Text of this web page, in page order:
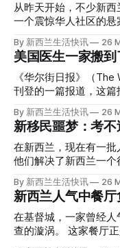
从昨天开始，不少新西
一个震惊华人社区的悬案，正在审
告，站在了法庭，被控
的复杂程度，远超人们的想象。 神秘的黑
回到2024年3月12日。 新西兰一个名叫Paul Middleton的老
人，在奥克兰Gulf
里面是一堆衣服。 再扒开衣服，他看到了一只手，一只人
腰部对折，黑色胶带缠
状。 两个10公斤的米袋装满了石头，用胶带死死缠在尸体
上。 死者是亚洲面孔的老年女性，头部、脸、胳膊都有钝器
伤，当时身穿一件“娟燕牌”内
Operation Parade的案子，开始调查
关键，是两个米袋。这
园石头。 每个米袋上都有序列号。 警察一家家查，发现这批
米是在奥克兰北岸一家
By 新西兰生活快讯 26
美国医生一家搬
《华尔街日报》（
刊登的一篇报道，这篇
趣： “精疲力尽的美国医生，正在离开美国，前往新西兰一座
偏远小镇。” “精疲力尽的美国医生”搬家新西兰 四年前，在加
州拉霍亚（La Jolla）
Williams医生达到了崩溃的边缘。 患者人
缺、医疗事故诉讼的威
（PTSD）。他的其中一位
弃从医，但他不想再在美国行医了。
Ellen Williams开始在欧洲寻找
到了一封来自新西兰医疗招聘人
By 新西兰生活快讯 26
新移民噩梦：考
在新西兰，现在有一批人
他们解决了新西兰一个
试，不得不在几年内离开这个国家。
“如果我们真能考到那个分
语，他们一直无法上岸 来自菲律宾的Ryan De Guzman，就是
这批人中的一员。 2023年，当他看到新西兰招聘海外公交司
机的信息时，几乎没有犹豫就
By 新西兰生活快讯 26
新西兰人气中餐
在基督城，一家曾经
查的漩涡。 这家餐厅正是位于Lincoln Rd的Maxine’s Palace。
其背后的公司已进入